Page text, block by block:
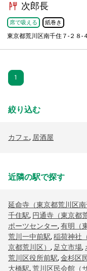
次郎長
席で吸える 紙巻き
東京都荒川区南千住７-２８-
1
絞り込む
カフェ, 居酒屋
近隣の駅で探す
延命寺（東京都荒川区南
千住駅, 円通寺（東京都
ポーツセンター, 有明（
荒川一中前駅, 稲荷神社
京都荒川区） , 足立市場,
荒川区役所前駅, 金杉区
大橋駅, 荒川区民会館（